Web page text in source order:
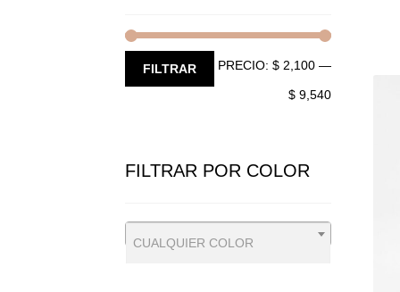
PRECIO
MÍNIMO
PRECIO
MÁXIMO
FILTRAR PRECIO:$ 2,100 —
$ 9,540
FILTRAR POR COLOR
CUALQUIER COLOR